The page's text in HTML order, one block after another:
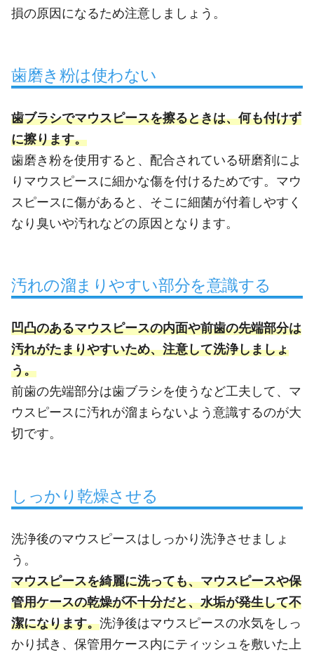
損の原因になるため注意しましょう。
歯磨き粉は使わない
歯ブラシでマウスピースを擦るときは、何も付けず
に擦ります。
歯磨き粉を使用すると、配合されている研磨剤によ
りマウスピースに細かな傷を付けるためです。マウ
スピースに傷があると、そこに細菌が付着しやすく
なり臭いや汚れなどの原因となります。
汚れの溜まりやすい部分を意識する
凹凸のあるマウスピースの内面や前歯の先端部分は
汚れがたまりやすいため、注意して洗浄しましょ
う。
前歯の先端部分は歯ブラシを使うなど工夫して、マ
ウスピースに汚れが溜まらないよう意識するのが大
切です。
しっかり乾燥させる
洗浄後のマウスピースはしっかり洗浄させましょ
う。
マウスピースを綺麗に洗っても、マウスピースや保
管用ケースの乾燥が不十分だと、水垢が発生して不
潔になります。洗浄後はマウスピースの水気をしっ
かり拭き、保管用ケース内にティッシュを敷いた上